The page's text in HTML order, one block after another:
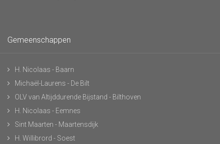
Gemeenschappen
H. Nicolaas - Baarn
Michaël-Laurens - De Bilt
OLV van Altijddurende Bijstand - Bilthoven
H. Nicolaas - Eemnes
Sint Maarten - Maartensdijk
H. Willibrord - Soest